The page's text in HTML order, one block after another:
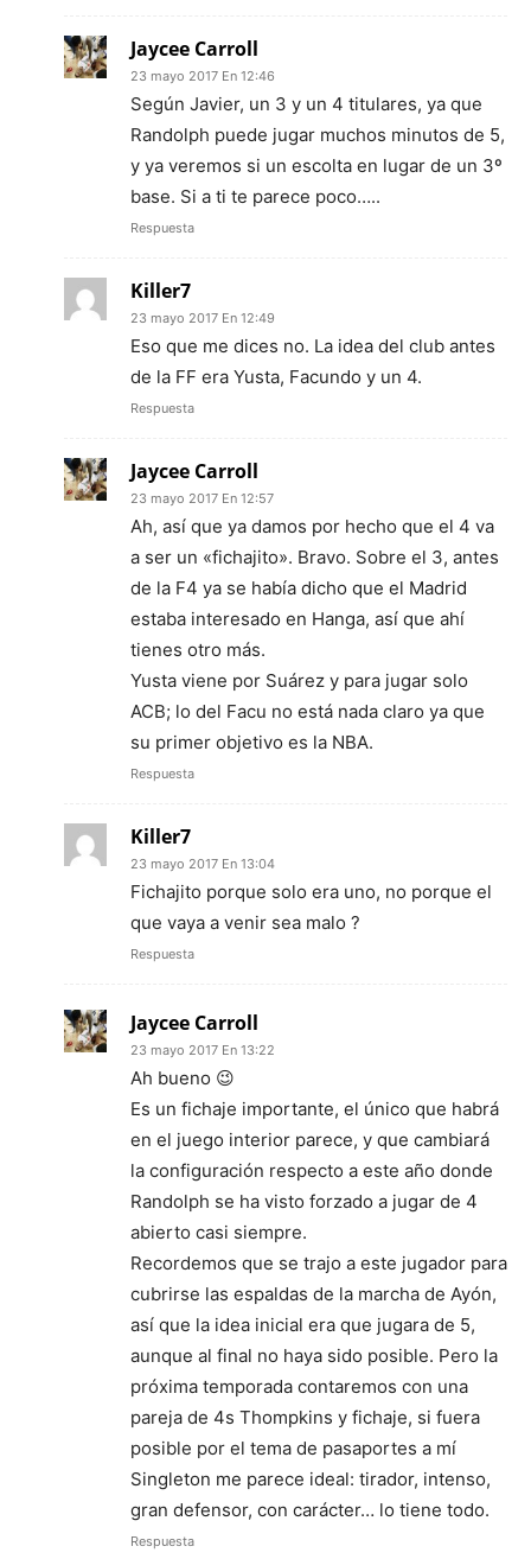
Jaycee Carroll
23 mayo 2017 En 12:46
Según Javier, un 3 y un 4 titulares, ya que
Randolph puede jugar muchos minutos de 5,
y ya veremos si un escolta en lugar de un 3º
base. Si a ti te parece poco…..
Respuesta
Killer7
23 mayo 2017 En 12:49
Eso que me dices no. La idea del club antes
de la FF era Yusta, Facundo y un 4.
Respuesta
Jaycee Carroll
23 mayo 2017 En 12:57
Ah, así que ya damos por hecho que el 4 va
a ser un «fichajito». Bravo. Sobre el 3, antes
de la F4 ya se había dicho que el Madrid
estaba interesado en Hanga, así que ahí
tienes otro más.
Yusta viene por Suárez y para jugar solo
ACB; lo del Facu no está nada claro ya que
su primer objetivo es la NBA.
Respuesta
Killer7
23 mayo 2017 En 13:04
Fichajito porque solo era uno, no porque el
que vaya a venir sea malo ?
Respuesta
Jaycee Carroll
23 mayo 2017 En 13:22
Ah bueno 😉
Es un fichaje importante, el único que habrá
en el juego interior parece, y que cambiará
la configuración respecto a este año donde
Randolph se ha visto forzado a jugar de 4
abierto casi siempre.
Recordemos que se trajo a este jugador para
cubrirse las espaldas de la marcha de Ayón,
así que la idea inicial era que jugara de 5,
aunque al final no haya sido posible. Pero la
próxima temporada contaremos con una
pareja de 4s Thompkins y fichaje, si fuera
posible por el tema de pasaportes a mí
Singleton me parece ideal: tirador, intenso,
gran defensor, con carácter… lo tiene todo.
Respuesta